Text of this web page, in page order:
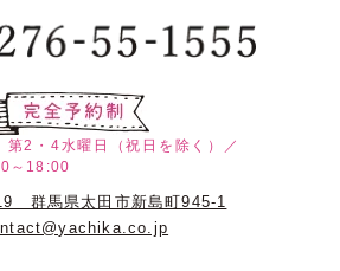
第2・4水曜日（祝日を除く）／
～18:00
群馬県太田市新島町945-1